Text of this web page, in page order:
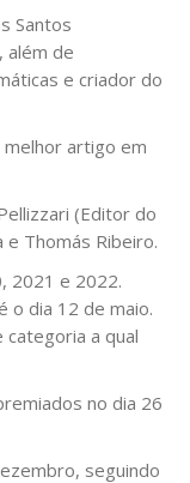
Santos
além de
e criador do
artigo em
(Editor do
e Thomás Ribeiro.
2021 e 2022.
o dia 12 de maio.
categoria a qual
no dia 26
seguindo